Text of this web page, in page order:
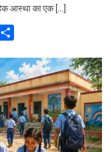
आस्था का एक […]